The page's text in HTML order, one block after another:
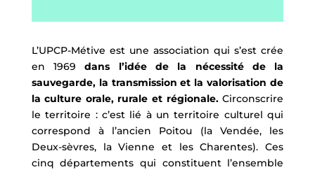
L’UPCP-Métive est une association qui s’est crée
en 1969dans l’idée de la nécessité de la
sauvegarde, la transmission et la valorisation de
la culture orale, rurale et régionale.Circonscrire
le territoire : c’est lié à un territoire culturel qui
correspond à l’ancien Poitou (la Vendée, les
Deux-sèvres, la Vienne et les Charentes). Ces
cinq départements qui constituent l’ensemble